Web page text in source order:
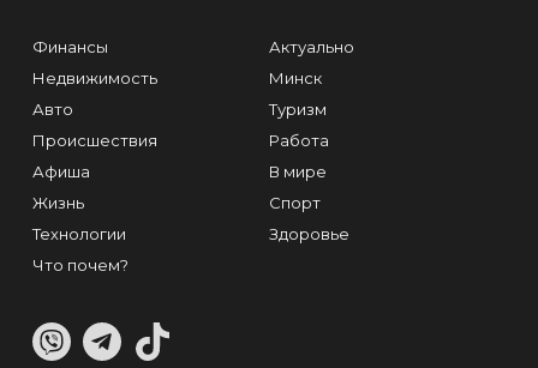
Финансы
Недвижимость
Авто
Происшествия
Афиша
Жизнь
Технологии
Что почем?
Актуально
Минск
Туризм
Работа
В мире
Спорт
Здоровье